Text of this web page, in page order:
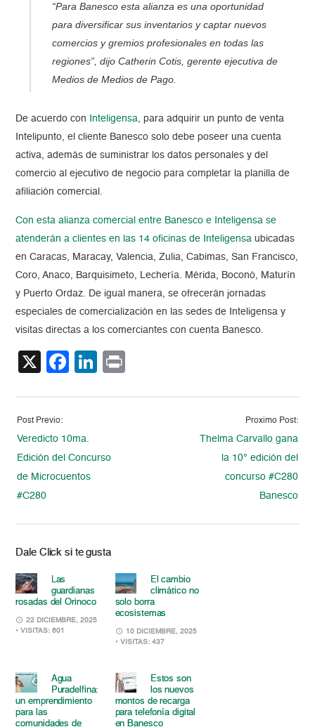
“Para Banesco esta alianza es una oportunidad
para diversificar sus inventarios y captar nuevos
comercios y gremios profesionales en todas las
regiones” , dijo Catherin Cotis, gerente ejecutiva de
Medios de Medios de Pago.
De acuerdo con Inteligensa, para adquirir un punto de venta
Intelipunto, el cliente Banesco solo debe poseer una cuenta
activa, además de suministrar los datos personales y del
comercio al ejecutivo de negocio para completar la planilla de
afiliación comercial.
Con esta alianza comercial entre Banesco e Inteligensa se
atenderán a clientes en las 14 oficinas de Inteligensa ubicadas
en Caracas, Maracay, Valencia, Zulia, Cabimas, San Francisco,
Coro, Anaco, Barquisimeto, Lechería. Mérida, Boconó, Maturín
y Puerto Ordaz. De igual manera, se ofrecerán jornadas
especiales de comercialización en las sedes de Inteligensa y
visitas directas a los comerciantes con cuenta Banesco.
X Facebook
LinkedIn
Post Previo:
Veredicto 10ma.
Edición del Concurso
de Microcuentos
#C280
Proximo Post:
Thelma Carvallo gana
la 10° edición del
concurso #C280
Banesco
Dale Click si te gusta
Las
guardianas
rosadas del Orinoco
22 DICIEMBRE, 2025
• VISITAS: 601
El cambio
climático no
solo borra
ecosistemas
10 DICIEMBRE, 2025
• VISITAS: 437
Agua
Puradelfina:
un emprendimiento
para las
comunidades de
Estos son
los nuevos
montos de recarga
para telefonía digital
en Banesco